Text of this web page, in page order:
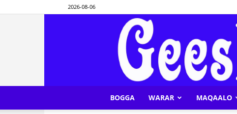
2026-08-06
BOGGA WARAR MAQAALO